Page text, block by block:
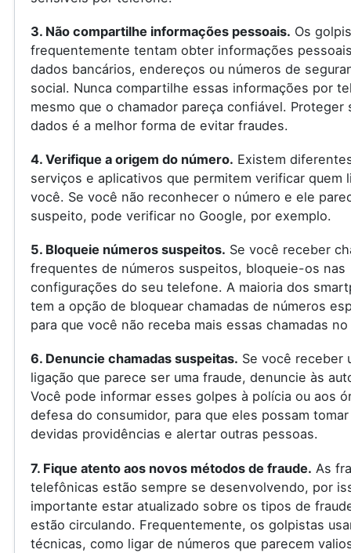
3. Não compartilhe informações pessoais. Os
frequentemente tentam obter informações
dados bancários, endereços ou números de
social. Nunca compartilhe essas informações por
mesmo que o chamador pareça confiável. Proteger
dados é a melhor forma de evitar fraudes.
4. Verifique a origem do número. Existem
serviços e aplicativos que permitem verificar quem
você. Se você não reconhecer o número e ele
suspeito, pode verificar no Google, por exemplo.
5. Bloqueie números suspeitos. Se você receber
frequentes de números suspeitos, bloqueie-os nas
configurações do seu telefone. A maioria dos
tem a opção de bloquear chamadas de números
para que você não receba mais essas chamadas
6. Denuncie chamadas suspeitas. Se você receber
ligação que parece ser uma fraude, denuncie às
Você pode informar esses golpes à polícia ou aos
defesa do consumidor, para que eles possam tomar
devidas providências e alertar outras pessoas.
7. Fique atento aos novos métodos de fraude. As
telefônicas estão sempre se desenvolvendo, por
importante estar atualizado sobre os tipos de
estão circulando. Frequentemente, os golpistas
técnicas, como ligar de números que parecem